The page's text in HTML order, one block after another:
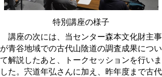
特別講座の様子
講座の次には、当センター森本文化財主事
が青谷地域での古代山陰道の調査成果につい
て解説したあと、トークセッションを行いま
した。宍道年弘さんに加え、昨年度まで古代